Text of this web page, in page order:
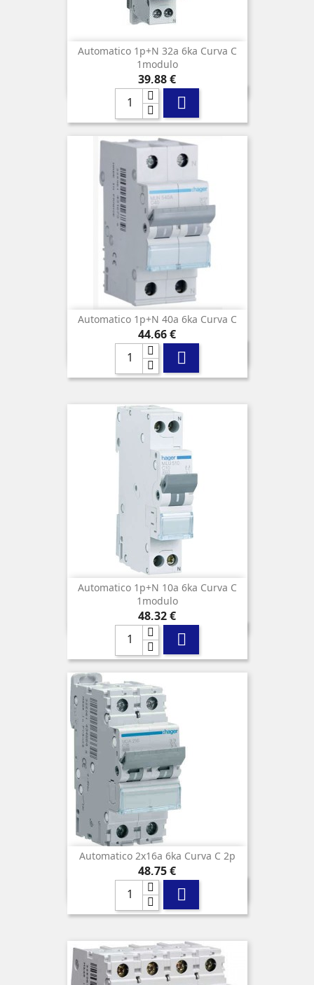
Automatico 1p+n 32a 6ka Curva C
1modulo
Precio
39,88 €

Automatico 1p+n 40a 6ka Curva C
Precio
44,66 €

Automatico 1p+n 10a 6ka Curva C
1modulo
Precio
48,32 €

Automatico 2x16a 6ka Curva C 2p
Precio
48,75 €
